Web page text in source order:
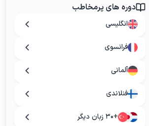
دوره های پرمخاطب
انگلیسی
فرانسوی
آلمانی
فنلاندی
+۳۰ زبان دیگر